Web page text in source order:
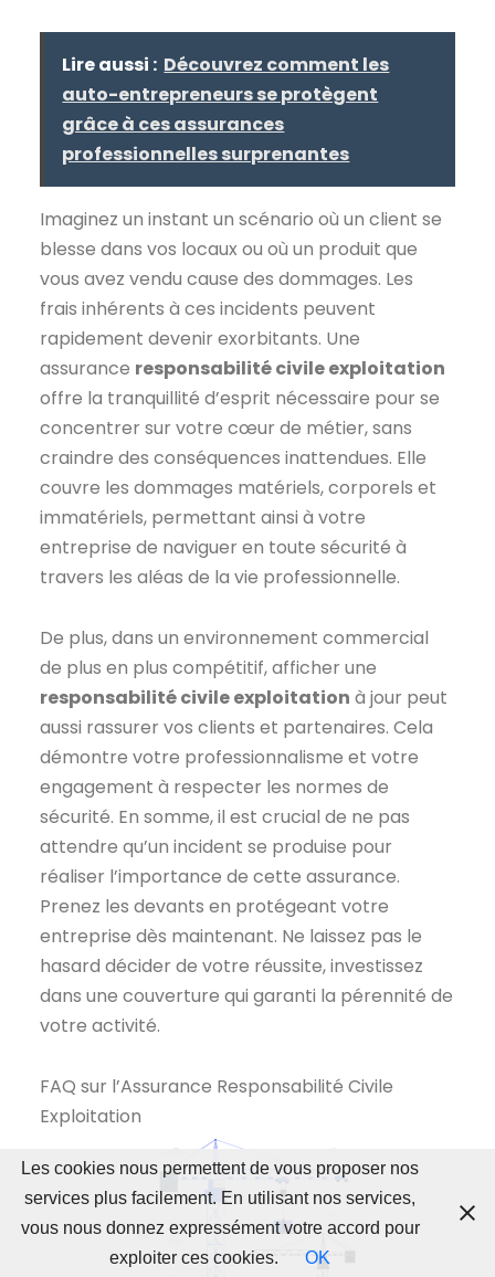
Lire aussi : Découvrez comment les
auto-entrepreneurs se protègent
grâce à ces assurances
professionnelles surprenantes
Imaginez un instant un scénario où un client se
blesse dans vos locaux ou où un produit que
vous avez vendu cause des dommages. Les
frais inhérents à ces incidents peuvent
rapidement devenir exorbitants. Une
assurance responsabilité civile exploitation
offre la tranquillité d’esprit nécessaire pour se
concentrer sur votre cœur de métier, sans
craindre des conséquences inattendues. Elle
couvre les dommages matériels, corporels et
immatériels, permettant ainsi à votre
entreprise de naviguer en toute sécurité à
travers les aléas de la vie professionnelle.
De plus, dans un environnement commercial
de plus en plus compétitif, afficher une
responsabilité civile exploitation à jour peut
aussi rassurer vos clients et partenaires. Cela
démontre votre professionnalisme et votre
engagement à respecter les normes de
sécurité. En somme, il est crucial de ne pas
attendre qu’un incident se produise pour
réaliser l’importance de cette assurance.
Prenez les devants en protégeant votre
entreprise dès maintenant. Ne laissez pas le
hasard décider de votre réussite, investissez
dans une couverture qui garanti la pérennité de
votre activité.
FAQ sur l’Assurance Responsabilité Civile
Exploitation
Les cookies nous permettent de vous proposer nos
services plus facilement. En utilisant nos services,
vous nous donnez expressément votre accord pour
exploiter ces cookies.
OK